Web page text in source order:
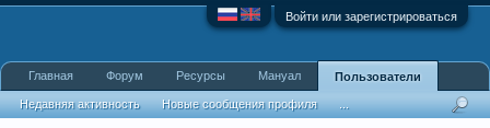
Войти или зарегистрироваться
Главная Форум Ресурсы Мануал Пользователи
Недавняя активность Новые сообщения профиля